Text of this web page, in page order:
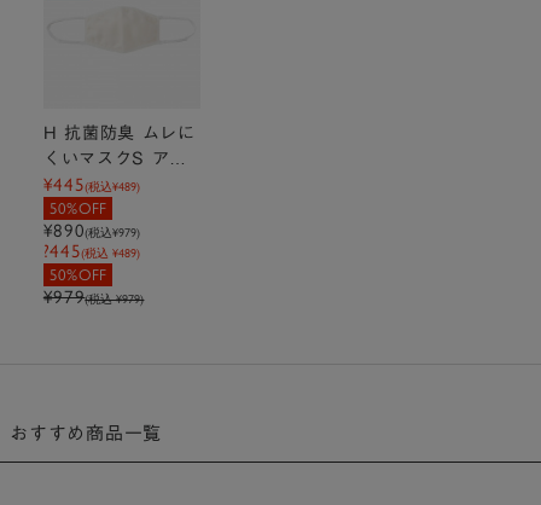
H 抗菌防臭 ムレに
くいマスクS アイ
ボリー 約18cm×1
2cm
¥445(税込¥489)
50%OFF
¥890(税込¥979)
?445(税込 ¥489)
50%OFF
¥979(税込 ¥979)
おすすめ商品一覧